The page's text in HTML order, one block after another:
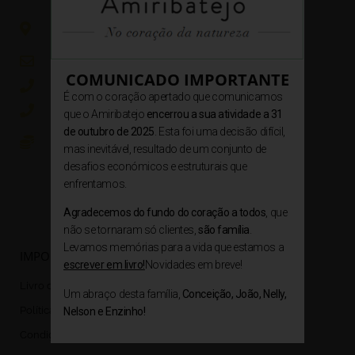
Rua Dr. António Maria Galhordas nº40, 2025-333
Amiais de Baixo
+351 964 822 893
+351 249 870 339
Custo das chamadas para rede fixa nacional
(249870339) e rede móvel nacional (964822893)
IMPORTANTE
Política de Privacidade
COMUNICADO IMPORTANTE
É com o coração apertado que comunicamos
que o Amiribatejo encerrou a sua atividade a 31
de outubro de 2025 . Esta foi uma decisão difícil,
mas inevitável, resultado de um conjunto de
desafios económicos e estruturais que
enfrentamos.
Agradecemos do fundo do coração a todos, que
não se tornaram só clientes, são família.
Levamos memórias para a vida que estamos a
escrever em livro!Novidades em breve!
Um abraço desta família, Conceição, João, Nelly,
Nelson e Enzinho!